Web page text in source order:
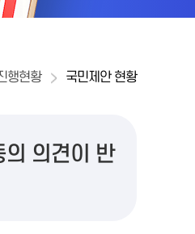
행현황 국민제안 현황
의견이 반